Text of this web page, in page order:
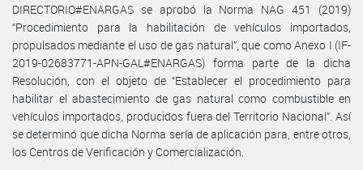
DIRECTORIO#ENARGAS se aprobó la Norma NAG 451 (2019)
“Procedimiento para la habilitación de vehículos importados,
propulsados mediante el uso de gas natural”, que como Anexo I (IF-
2019-02683771-APN-GAL#ENARGAS) forma parte de la dicha
Resolución, con el objeto de “Establecer el procedimiento para
habilitar el abastecimiento de gas natural como combustible en
vehículos importados, producidos fuera del Territorio Nacional”. Así
se determinó que dicha Norma sería de aplicación para, entre otros,
los Centros de Verificación y Comercialización.